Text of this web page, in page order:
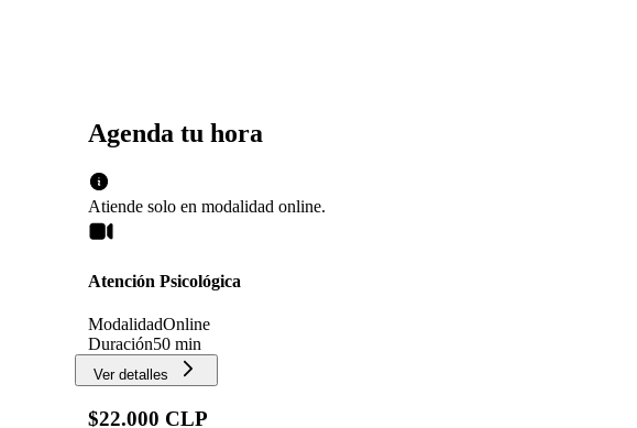
Agenda tu hora
Atiende solo en modalidad online.
Atención Psicológica
ModalidadOnline
Duración50 min
Ver detalles
$22.000 CLP